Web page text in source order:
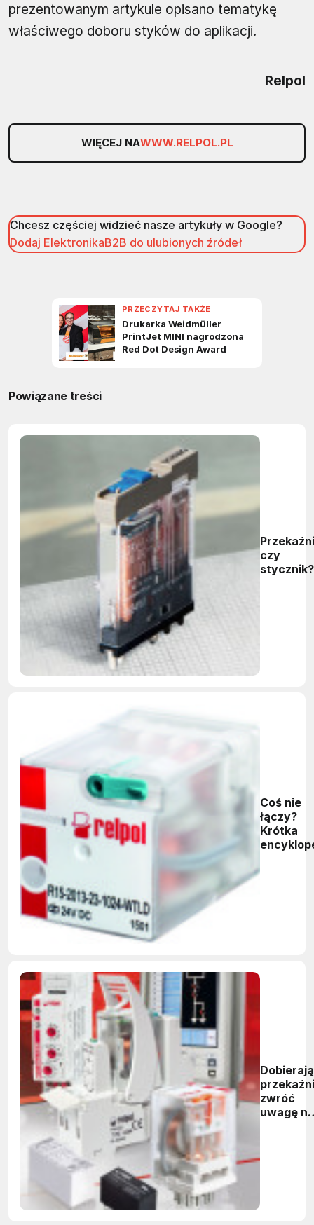
prezentowanym artykule opisano tematykę
właściwego doboru styków do aplikacji.
Relpol
WIĘCEJ NAWWW.RELPOL.PL
Chcesz częściej widzieć nasze artykuły w Google?
Dodaj ElektronikaB2B do ulubionych źródeł
Powiązane treści
czy
stycznik?
Coś nie
łączy?
Krótka
zwróć
uwagę na